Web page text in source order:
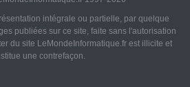
intégrale ou partielle, par quelque
publiées sur ce site, faite sans l'autorisation
du site LeMondeInformatique.fr est illicite et
une contrefaçon.